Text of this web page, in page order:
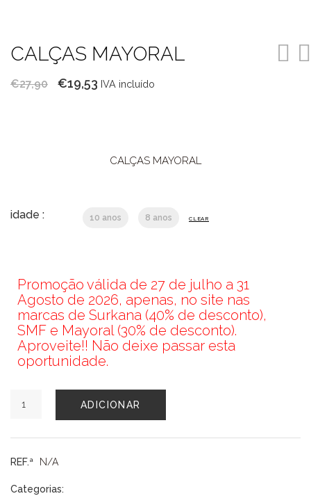
CALÇAS MAYORAL
€27,90
O
€19,53 O
€19,53.
IVA incluído
CALÇAS MAYORAL
idade : 10 anos 8 anos CLEAR
Promoção válida de 27 de julho a 31
Agosto de 2026, apenas, no site nas
marcas de Surkana (40% de desconto),
SMF e Mayoral (30% de desconto).
Aproveite!! Não deixe passar esta
oportunidade.
de
MAYORAL
ADICIONAR
REF.ª N/A
Categorias: